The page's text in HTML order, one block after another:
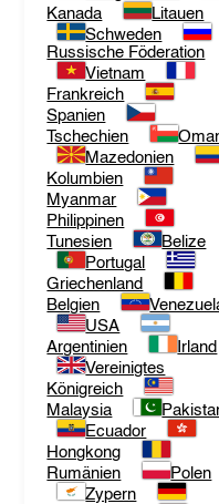
Kanada
Litauen
Schweden
Russische Föderation
Vietnam
Frankreich
Spanien
Tschechien
Mazedonien
Kolumbien
Myanmar
Philippinen
Tunesien
Belize
Portugal
Griechenland
Belgien
USA
Argentinien
Irland
Vereinigtes
Königreich
Malaysia
Ecuador
Hongkong
Rumänien
Polen
Zypern